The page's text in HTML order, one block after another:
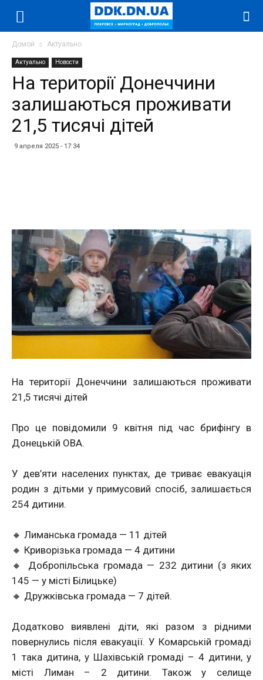
Домой Актуально
Актуально Новости
На території Донеччини
залишаються проживати
21,5 тисячі дітей
9 апреля 2025 - 17:34
На території Донеччини залишаються проживати
21,5 тисячі дітей
Про це повідомили 9 квітня під час брифінгу в
Донецькій ОВА.
У дев’яти населених пунктах, де триває евакуація
родин з дітьми у примусовий спосіб, залишається
254 дитини.
🔸 Лиманська громада — 11 дітей
🔸 Криворізька громада — 4 дитини
🔸 Добропільська громада — 232 дитини (з яких
145 — у місті Білицьке)
🔸 Дружківська громада — 7 дітей.
Додатково виявлені діти, які разом з рідними
повернулись після евакуації. У Комарській громаді
1 така дитина, у Шахівській громаді – 4 дитини, у
місті Лиман – 2 дитини. Також у селище